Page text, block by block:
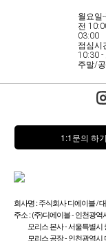
월요일
전
03:00
점심시
10:30 -
주말/
1:1문의 하기
회사명 : 주식회사 디에이블 /
주소 : (주)디에이블 - 인천광역
모리스 본사 - 서울특별시
모리스 공장 - 인천광역시